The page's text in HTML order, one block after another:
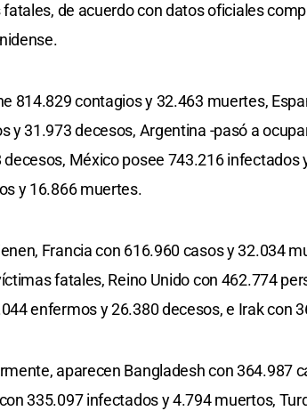
de acuerdo con datos oficiales
814.829 contagios y 32.463 muertes,
y 31.973 decesos, Argentina -pasó a
decesos, México posee 743.216
y 16.866 muertes.
Francia con 616.960 casos y 32.034
fatales, Reino Unido con 462.774
enfermos y 26.380 decesos, e Irak con
aparecen Bangladesh con 364.987
335.097 infectados y 4.794 muertos,